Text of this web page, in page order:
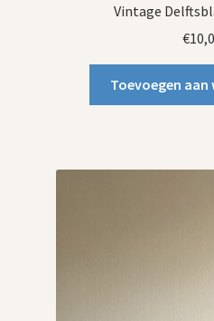
Vintage
€
Toevoegen aan